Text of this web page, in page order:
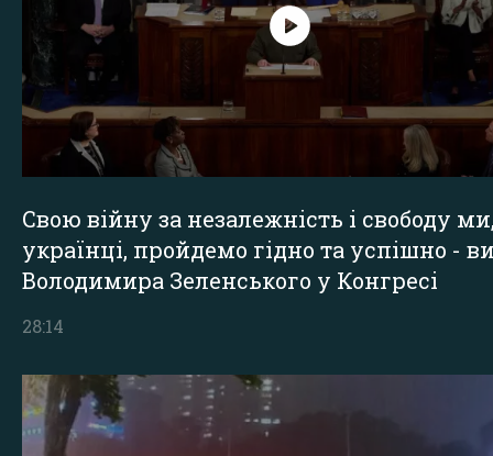
Свою війну за незалежність і свободу
українці, пройдемо гідно та успішно -
Володимира Зеленського у Конгресі
28:14